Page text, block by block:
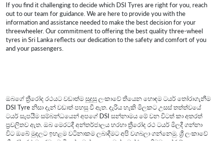
If you find it challenging to decide which DSI Tyres are right for you, reach
out to our team for guidance. We are here to provide you with the
information and assistance needed to make the best decision for your
threewheeler. Our commitment to offering the best quality three-wheel
tyres in Sri Lanka reflects our dedication to the safety and comfort of you
and your passengers.
ඔබගේ ත්‍රීරෝද රථයට වඩාත්ම සුදුසු ලංකාවේ තියෙන හොඳම ටයර් තෝරාගැනීම
DSI Tyre නිසා දැන් වඩාත් පහසු වී ඇත. දැරිය හැකි මිලකට උසස් තත්ත්වයේ
ටයර් සැපයීම සම්බන්ධයෙන් අපගේ DSI සන්නාමය මේ වන විටත් කා අතරත්
ප්‍රචලිතව ඇත. ඔබ මෙරටදී අන්තර්ජාලය හරහා ත්‍රීරෝද රථ ටයර් මිලදී ගන්නා
විට ඔබේ මුදලට ඉහළම වටිනාකම ලබාදීමට අපි වගබලා ගන්නෙමු. ශ්‍රී ලංකාවේ